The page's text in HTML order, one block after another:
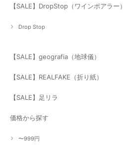
【SALE】DropStop（ワインポアラー）
Drop Stop
【SALE】geografia（地球儀）
【SALE】REALFAKE（折り紙）
【SALE】足リラ
価格から探す
〜999円